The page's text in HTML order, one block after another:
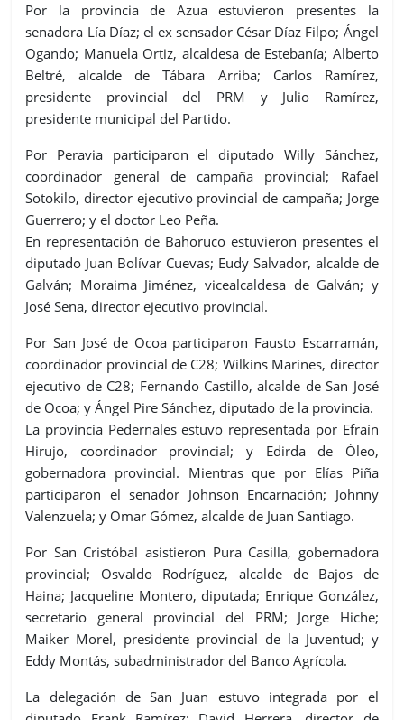
Por la provincia de Azua estuvieron presentes la
senadora Lía Díaz; el ex sensador César Díaz Filpo; Ángel
Ogando; Manuela Ortiz, alcaldesa de Estebanía; Alberto
Beltré, alcalde de Tábara Arriba; Carlos Ramírez,
presidente provincial del PRM y Julio Ramírez,
presidente municipal del Partido.
Por Peravia participaron el diputado Willy Sánchez,
coordinador general de campaña provincial; Rafael
Sotokilo, director ejecutivo provincial de campaña; Jorge
Guerrero; y el doctor Leo Peña.
En representación de Bahoruco estuvieron presentes el
diputado Juan Bolívar Cuevas; Eudy Salvador, alcalde de
Galván; Moraima Jiménez, vicealcaldesa de Galván; y
José Sena, director ejecutivo provincial.
Por San José de Ocoa participaron Fausto Escarramán,
coordinador provincial de C28; Wilkins Marines, director
ejecutivo de C28; Fernando Castillo, alcalde de San José
de Ocoa; y Ángel Pire Sánchez, diputado de la provincia.
La provincia Pedernales estuvo representada por Efraín
Hirujo, coordinador provincial; y Edirda de Óleo,
gobernadora provincial. Mientras que por Elías Piña
participaron el senador Johnson Encarnación; Johnny
Valenzuela; y Omar Gómez, alcalde de Juan Santiago.
Por San Cristóbal asistieron Pura Casilla, gobernadora
provincial; Osvaldo Rodríguez, alcalde de Bajos de
Haina; Jacqueline Montero, diputada; Enrique González,
secretario general provincial del PRM; Jorge Hiche;
Maiker Morel, presidente provincial de la Juventud; y
Eddy Montás, subadministrador del Banco Agrícola.
La delegación de San Juan estuvo integrada por el